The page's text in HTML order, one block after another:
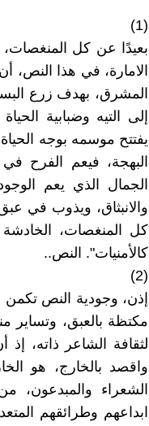
(1)
بعيدًا عن كل المنغصات،
الامارة، في هذا النص،
المشرق، بهدف زرع
إلى التيه وضبابية
يفتتح موسمه بوجه
البهجة، فيعم الفرح
الجمال الذي يعم
والانبثاق، ويذوب في
كل المنغصات،
كالأمنيات". النص..
(2)
إذن، وجودية النص
مكتظة بالعبق، وتساير
لثقافة الشاعر ذاته،
واقصد بالخارج، هو
الشعراء
ابداعهم وطرائقهم